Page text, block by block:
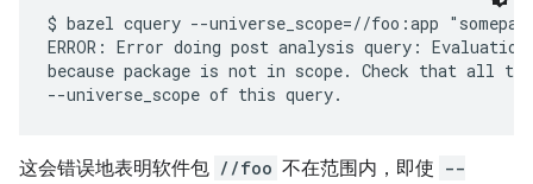
$ bazel cquery --universe_scope=//foo:app
ERROR: Error doing post analysis query:
because package is not in scope. Check that all
这会错误地表明软件包 //foo 不在范围内，即使 --